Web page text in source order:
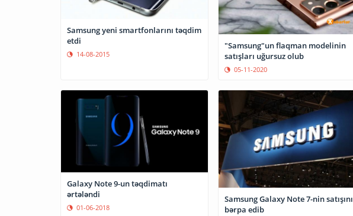
Samsung yeni smartfonlarını təqdim
etdi
14-08-2015
"Samsung"un flaqman modelinin
satışları uğursuz olub
05-11-2020
Galaxy Note 9-un təqdimatı
ərtələndi
01-06-2018
Samsung Galaxy Note 7-nin satışını
bərpa edib